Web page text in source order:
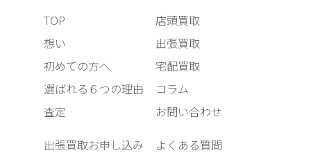
TOP
想い
初めての方へ
選ばれる６つの理由
査定
店頭買取
出張買取
宅配買取
コラム
お問い合わせ
出張買取お申し込み
よくある質問